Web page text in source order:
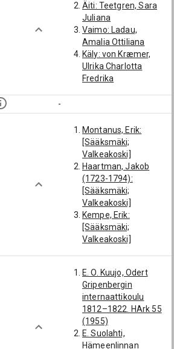
Äiti: Teetgren, Sara
Juliana
Vaimo: Ladau,
Amalia Ottiliana
Käly: von Kræmer,
Ulrika Charlotta
Fredrika
-
Montanus, Erik:
[Sääksmäki;
Valkeakoski]
Haartman, Jakob
(1723-1794):
[Sääksmäki;
Valkeakoski]
Kempe, Erik:
[Sääksmäki;
Valkeakoski]
[Odert Gripenbergin
internaattikoulun
oppilaat;
Sääksmäki; Kymi;
Kotka; Valkeakoski]
Hareen, Erik (1684-
E. O. Kuujo, Odert
Gripenbergin
internaattikoulu
1812–1822. HArk 55
(1955)
E. Suolahti,
Hämeenlinnan